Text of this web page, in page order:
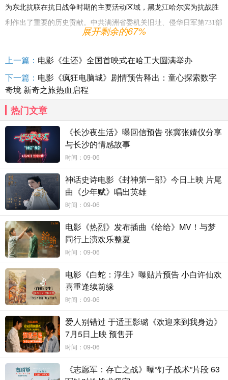
为东北抗联在抗日战争时期的主要活动区域，黑龙江哈尔滨为抗战胜
利作出了重要的历史贡献。 中共满洲省委机关旧址 、 侵华日军第731部
东北烈士纪念馆、哈尔滨烈士陵园、东北抗联博物
脉。
电影
《生还》改编自抗联女战士李敏的回忆录，再现了三万抗联
战士仅余七百生还者的真实历史，是今年唯一一部以战斗者姿态纪念
抗战的电影。抗联战士们在零下三十度的寒冬，在缺少粮食、衣物和
弹药的条件下，面对日寇的围剿展开了殊死的抗争。
长……他们用 身体挡下敌人的子弹，用生命换取她的生还。
首映现场，嘉宾和观众都被《生还》的情节和其中蕴含的情感打
观看影片后“难以抑制地难过和激动”，他用影片中的三种色调分享了
自己的感受：“白色象征着这片土地的纯洁，红色象征着东北人民的热
高群书导演从东北这片热土上挖掘如此优秀的故事。演员包贝尔则表
示从高群书身上学习到很多关于导演和表演的知识，而“《生还》像一
的。”同时包贝尔呼吁更多观众走进影院观看《生还》：“希望年轻人
能够铭记历史，珍惜今天美好的生活。” “火烤胸前暖，风吹背后
寒”——演员刘威葳
》深深打动，这是她曾就读的、以先烈名字命名的兆麟小学所有学
展开剩余的67%
上一篇： 电影《生还》全国首映式在哈工大圆满举办
下一篇： 电影《疯狂电脑城》剧情预告释出：童心探索数字
奇境 新奇之旅热血启程
热门文章
《长沙夜生活》曝回信预告 张冀张婧仪分享
与长沙的情感故事
时间：09-06
神话史诗电影《封神第一部》今日上映 片尾
曲《少年赋》唱出英雄
时间：09-06
电影《热烈》发布插曲《给给》MV！与梦
同行上演欢乐整夏
时间：09-06
电影《白蛇：浮生》曝贴片预告 小白许仙欢
喜重逢续前缘
时间：09-06
爱人别错过 于适王影璐《欢迎来到我身边》
7月5日上映 预售开
时间：09-06
《志愿军：存亡之战》曝“钉子战术”片段 63